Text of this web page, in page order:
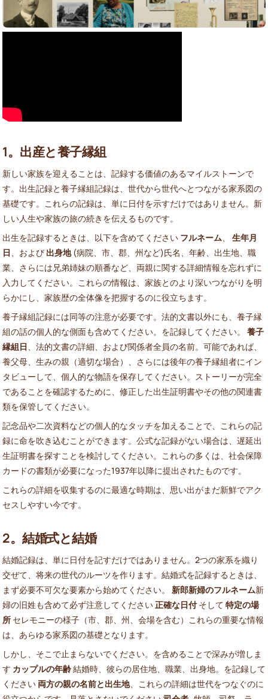
1。出産と養子縁組
新しい家族を迎えることは、記録する価値のあるマイルストーンで
す。出生記録と養子縁組記録は、世代から世代へとつながる家系図の
基礎です。これらの記録は、単に日付を示すだけではありません。新
しい人生や家族の旅の続きを伝えるものです。
出生を記録するときは、以下を含めてください フルネーム
生年月
日
、および 出身地(病院、市、郡、州など)氏名、年齢、出生地、職
業、さらには兄弟姉妹の順番など、両親に関する詳細情報を忘れずに
入力してください。これらの情報は、家族とのより深いつながりを明
らかにし、家族歴の全体像を把握するのに役立ちます。
養子縁組記録には同等の注意が必要です。法的文書以外にも、養子縁
組の話の個人的な側面も含めてください。を記録してください。 養子
縁組日
、法的文書の詳細、および関係者全員の名前。可能であれば、
養父母、生みの親（適切な場合）、さらには後年の養子縁組者にイン
タビューして、個人的な物語を保存してください。ストーリーが完全
であることを確認するために、修正した出生証明書やその他の関連書
類を保管してください。
記念品や二次資料などの個人的なタッチを加えることで、これらの記
録に命を吹き込むことができます。公式な記録がない場合は、遅延出
生証明書を探すことを検討してください。これらの多くは、社会保障
カードの書類が必要になった1937年以降に提出されたものです。
これらの詳細を収集するのに最適な時期は、思い出がまだ新鮮でアク
セスしやすい今です。
2。結婚式と結婚
結婚記録は、単に日付を記すだけではありません。2つの家系を織り
交ぜて、将来の世代のルーツを作ります。結婚式を記録するときは、
まず必要不可欠な要素から始めてください。 新郎新婦のフルネーム新
婦の旧姓も含めて必ず注意してください正確な日付そして 特定の場
所 セレモニーの様子（市、郡、州、会場を含む）これらの重要な情報
は、あらゆる家系図の基礎となります。
しかし、そこで止まらないでください。を含めることで深みが増しま
す カップルの年齢結婚時、彼らの居住地、職業、出身地。を記録して
ください 両方の親の名前と出生地、これらの詳細は世代をつなぐのに